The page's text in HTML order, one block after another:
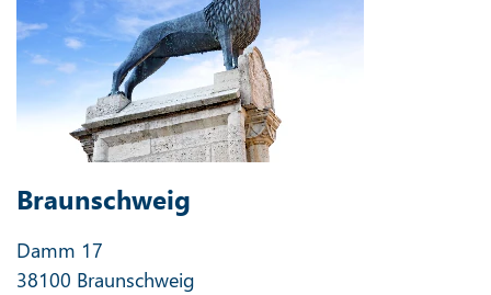
Braunschweig
Damm 17
38100 Braunschweig